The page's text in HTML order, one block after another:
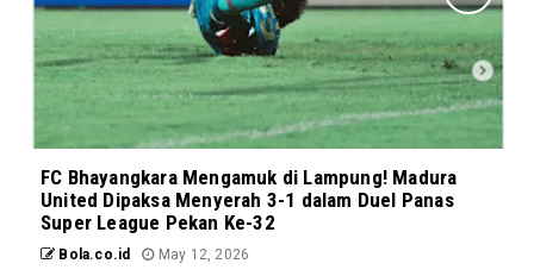
FC Bhayangkara Mengamuk di Lampung! Madura
United Dipaksa Menyerah 3-1 dalam Duel Panas
Super League Pekan Ke-32
Bola.co.id May 12, 2026